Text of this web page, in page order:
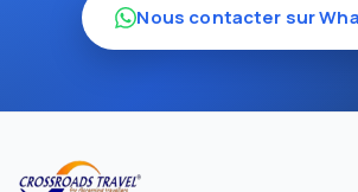
Nous contacter sur